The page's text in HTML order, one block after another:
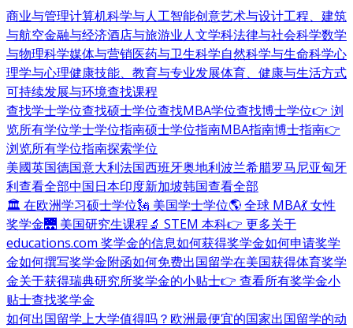
商业与管理计算机科学与人工智能创意艺术与设计工程、建筑
与航空金融与经济酒店与旅游业人文学科法律与社会科学数学
与物理科学媒体与营销医药与卫生科学自然科学与生命科学心
理学与心理健康技能、教育与专业发展体育、健康与生活方式
可持续发展与环境查找课程
查找学士学位查找硕士学位查找MBA学位查找博士学位👉 浏
览所有学位学士学位指南硕士学位指南MBA指南博士指南👉
浏览所有学位指南探索学位
美國英国德国意大利法国西班牙奥地利波兰希腊罗马尼亚匈牙
利查看全部中国日本印度新加坡韩国查看全部
🏛 在欧洲学习硕士学位🗽 美国学士学位🌎 全球 MBA💃 女性
奖学金🌉 美国研究生课程🔬 STEM 本科👉 更多关于
educations.com 奖学金的信息如何获得奖学金如何申请奖学
金如何撰写奖学金附函如何免费出国留学在美国获得体育奖学
金关于获得瑞典研究所奖学金的小贴士👉 查看所有奖学金小
贴士查找奖学金
如何出国留学上大学值得吗？ 欧洲最便宜的国家出国留学的动